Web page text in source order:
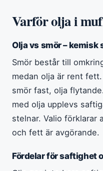
Varför olja i
Olja vs smör – kemisk
Smör består till
medan olja är rent
smör fast, olja
med olja upplevs
stelnar. Valio förklarar
och fett är avgörande.
Fördelar för saftighet